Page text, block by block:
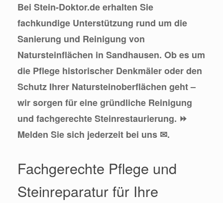
Bei Stein-Doktor.de erhalten Sie
fachkundige Unterstützung rund um die
Sanierung und Reinigung von
Natursteinflächen in Sandhausen. Ob es um
die Pflege historischer Denkmäler oder den
Schutz Ihrer Natursteinoberflächen geht –
wir sorgen für eine gründliche Reinigung
und fachgerechte Steinrestaurierung. ⏩
Melden Sie sich jederzeit bei uns ✉.
Fachgerechte Pflege und
Steinreparatur für Ihre